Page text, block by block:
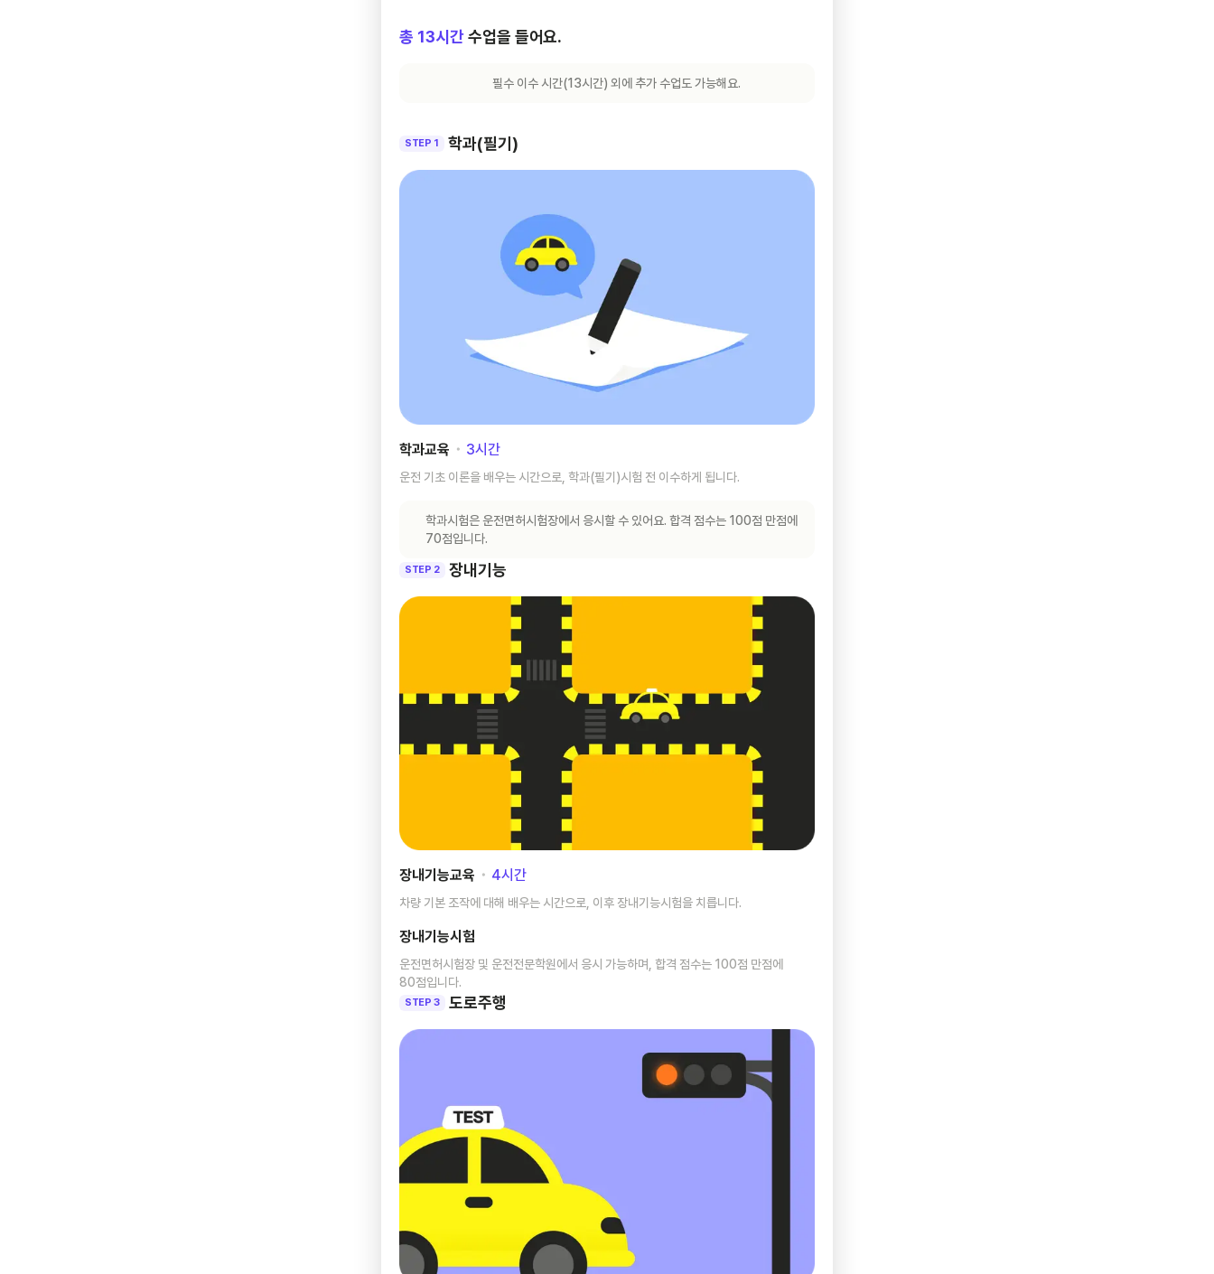
총 13시간 수업을 들어요.
필수 이수 시간(13시간) 외에 추가 수업도 가능해요.
STEP 1 학과(필기)
학과교육 ･ 3시간
운전 기초 이론을 배우는 시간으로, 학과(필기)시험 전 이수하게 됩니다.
학과시험은 운전면허시험장에서 응시할 수 있어요. 합격 점수는 100점 만점에
70점입니다.
STEP 2 장내기능
장내기능교육 ･ 4시간
차량 기본 조작에 대해 배우는 시간으로, 이후 장내기능시험을 치릅니다.
장내기능시험
운전면허시험장 및 운전전문학원에서 응시 가능하며, 합격 점수는 100점 만점에
80점입니다.
STEP 3 도로주행